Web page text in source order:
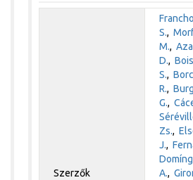
Szerzők
S.,
M.,
D.,
S.,
R.,
G.,
Zs.,
J.,
A.,